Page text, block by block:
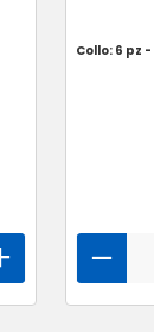
Collo: 6 pz -